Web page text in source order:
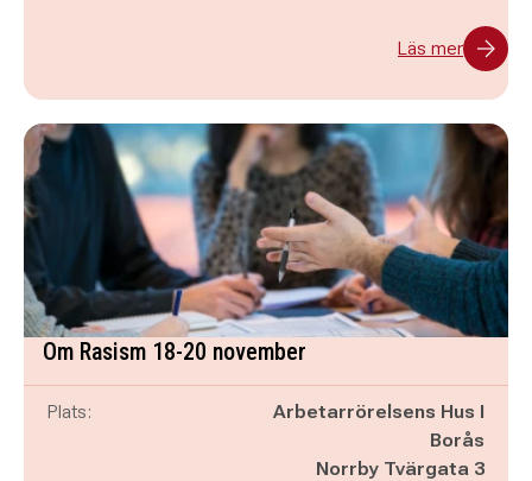
Läs mer
Om Rasism 18-20 november
Plats:
Arbetarrörelsens Hus I
Borås
Norrby Tvärgata 3